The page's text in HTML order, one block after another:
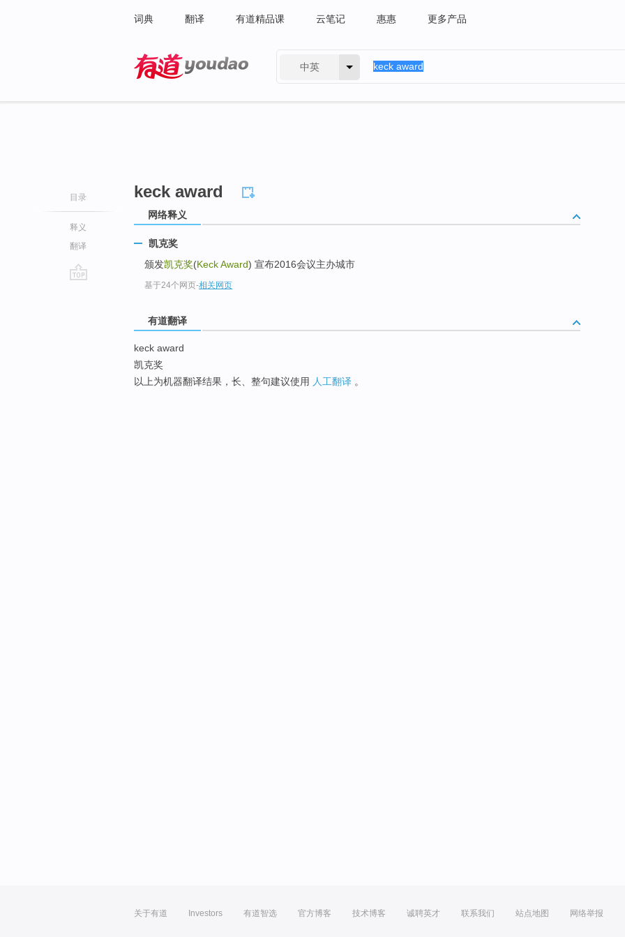
词典 翻译 有道精品课 云笔记 惠惠 更多产品
中英
目录
释义
翻译
keck award
网络释义
凯克奖
颁发凯克奖(Keck Award) 宣布2016会议主办城市
基于24个网页-相关网页
有道翻译
keck award
凯克奖
以上为机器翻译结果，长、整句建议使用 人工翻译 。
关于有道 Investors 有道智选 官方博客 技术博客 诚聘英才 联系我们 站点地图 网络举报